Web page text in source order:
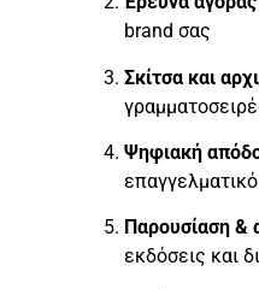
brand σας
Σκίτσα και
Ψηφιακή
Παρουσίαση &
εκδόσεις και